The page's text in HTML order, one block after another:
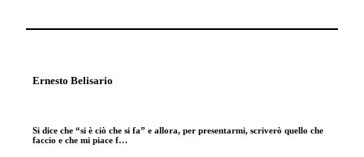
Ernesto Belisario
Si dice che “si è ciò che si fa” e allora, per presentarmi, scriverò quello che
faccio e che mi piace f…